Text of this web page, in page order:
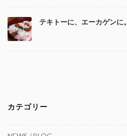
テキトーに、エーカゲンに。
カテゴリー